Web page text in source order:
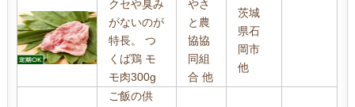
クセや臭み
がないのが
特長。 つ
くば鶏 モ
モ肉300g
やさ
と農
協協
同組
合 他
茨城
県石
岡市
他
ご飯の供